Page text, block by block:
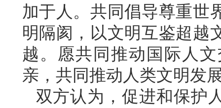
加于人。共同倡导尊重世
明隔阂，以文明互鉴超越
越。愿共同推动国际人
亲，共同推动人类文明发
双方认为，促进和保护